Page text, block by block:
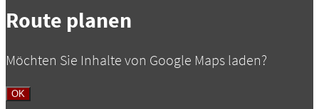
Route planen
Möchten Sie Inhalte von Google Maps laden?
OK